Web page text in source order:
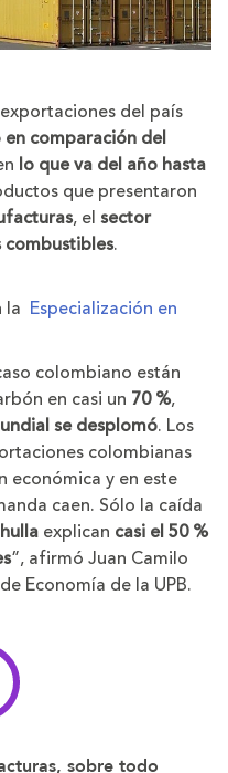
del país
en comparación del
lo que va del año hasta
que presentaron
, el sector
.
la Especialización en
colombiano están
en casi un 70 %,
se desplomó. Los
colombianas
económica y en este
caen. Sólo la caída
explican casi el 50 %
”, afirmó Juan Camilo
Economía de la UPB.
sobre todo